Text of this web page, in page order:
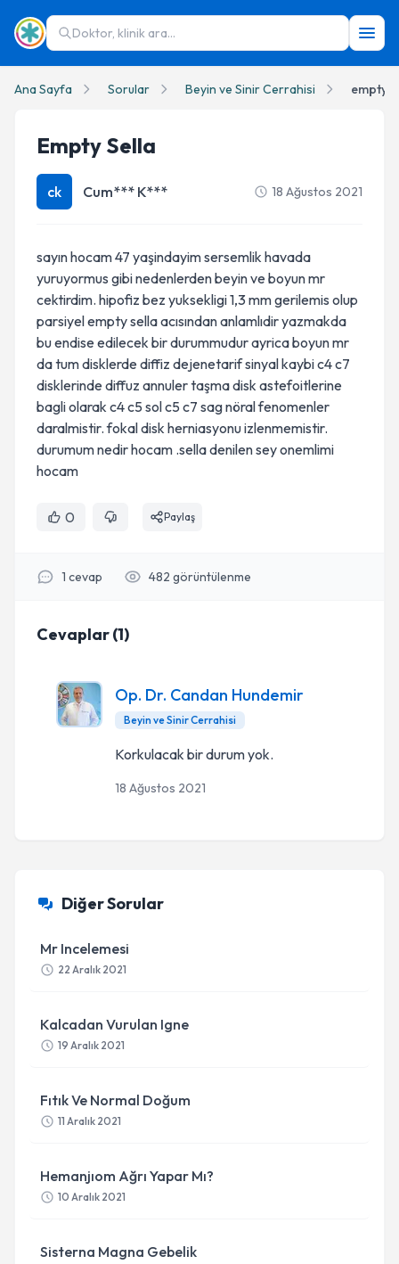
Doktor, klinik ara...
Ana Sayfa Sorular Beyin ve Sinir Cerrahisi empty
Empty Sella
ck Cum*** K*** 18 Ağustos 2021
sayın hocam 47 yaşindayim sersemlik havada
yuruyormus gibi nedenlerden beyin ve boyun mr
cektirdim. hipofiz bez yuksekligi 1,3 mm gerilemis olup
parsiyel empty sella acısından anlamlıdir yazmakda
bu endise edilecek bir durummudur ayrica boyun mr
da tum disklerde diffiz dejenetarif sinyal kaybi c4 c7
disklerinde diffuz annuler taşma disk astefoitlerine
bagli olarak c4 c5 sol c5 c7 sag nöral fenomenler
daralmistir. fokal disk herniasyonu izlenmemistir.
durumum nedir hocam .sella denilen sey onemlimi
hocam
0 Paylaş
1 cevap 482 görüntülenme
Cevaplar(1)
Op. Dr. Candan Hundemir
Beyin ve Sinir Cerrahisi
Korkulacak bir durum yok.
18 Ağustos 2021
Diğer Sorular
Mr Incelemesi
22 Aralık 2021
Kalcadan Vurulan Igne
19 Aralık 2021
Fıtık Ve Normal Doğum
11 Aralık 2021
Hemanjıom Ağrı Yapar Mı?
10 Aralık 2021
Sisterna Magna Gebelik